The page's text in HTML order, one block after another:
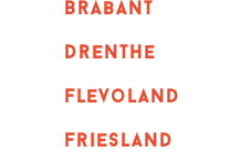
Brabant
Drenthe
Flevoland
Friesland